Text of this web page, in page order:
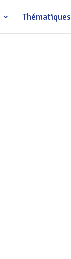
Thématiques